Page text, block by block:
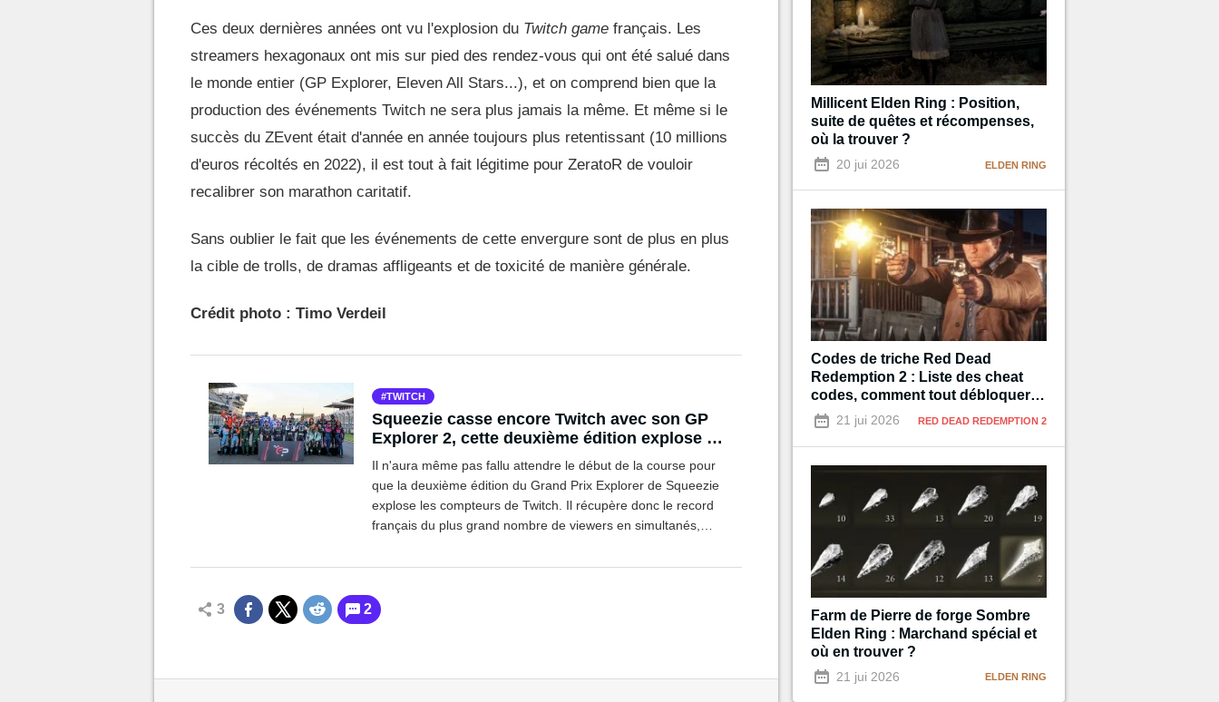
Ces deux dernières années ont vu l'explosion du Twitch game français. Les
streamers hexagonaux ont mis sur pied des rendez-vous qui ont été salué dans
le monde entier (GP Explorer, Eleven All Stars...), et on comprend bien que la
production des événements Twitch ne sera plus jamais la même. Et même si le
succès du ZEvent était d'année en année toujours plus retentissant (10 millions
d'euros récoltés en 2022), il est tout à fait légitime pour ZeratoR de vouloir
recalibrer son marathon caritatif.
Sans oublier le fait que les événements de cette envergure sont de plus en plus
la cible de trolls, de dramas affligeants et de toxicité de manière générale.
Crédit photo : Timo Verdeil
TWITCH
Squeezie casse encore Twitch avec son GP
Explorer 2, cette deuxième édition explose le
record du Eleven All Stars
Il n'aura même pas fallu attendre le début de la course pour
que la deuxième édition du Grand Prix Explorer de Squeezie
explose les compteurs de Twitch. Il récupère donc le record
français du plus grand nombre de viewers en simultanés,
3 2
Millicent Elden Ring : Position,
suite de quêtes et récompenses,
où la trouver ?
20 jui 2026 ELDEN RING
Codes de triche Red Dead
Redemption 2 : Liste des cheat
codes, comment tout débloquer à
100% ?21 jui 2026 RED DEAD REDEMPTION 2
Farm de Pierre de forge Sombre
Elden Ring : Marchand spécial et
où en trouver ?
21 jui 2026 ELDEN RING